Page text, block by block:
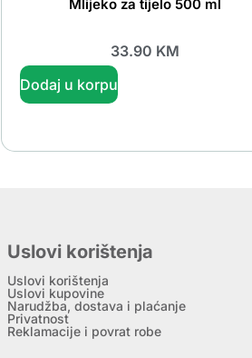
Mlijeko za tijelo 500 ml
33.90 KM
Dodaj u korpu
Uslovi korištenja
Uslovi korištenja
Uslovi kupovine
Narudžba, dostava i plaćanje
Privatnost
Reklamacije i povrat robe